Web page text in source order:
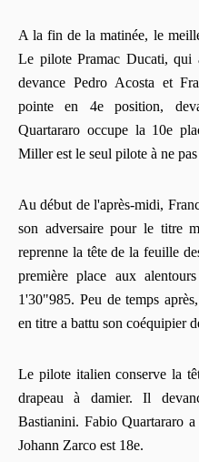
A la fin de la matinée, le
Le pilote Pramac Ducati, qui
devance Pedro Acosta et
pointe en 4e position,
Quartararo occupe la 10e
Miller est le seul pilote à ne
Au début de l'après-midi,
son adversaire pour le titre
reprenne la tête de la feuille
première place aux
1'30"985. Peu de temps
en titre a battu son coéquipier
Le pilote italien conserve la
drapeau à damier. Il
Bastianini. Fabio Quartararo
Johann Zarco est 18e.